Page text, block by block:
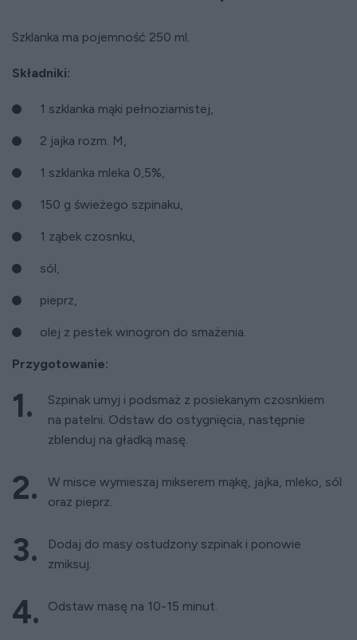
Szklanka ma pojemność 250 ml.
Składniki:
1 szklanka mąki pełnoziarnistej,
2 jajka rozm. M,
1 szklanka mleka 0,5%,
150 g świeżego szpinaku,
1 ząbek czosnku,
sól,
pieprz,
olej z pestek winogron do smażenia.
Przygotowanie:
Szpinak umyj i podsmaż z posiekanym czosnkiem
na patelni. Odstaw do ostygnięcia, następnie
zblenduj na gładką masę.
W misce wymieszaj mikserem mąkę, jajka, mleko, sól
oraz pieprz.
Dodaj do masy ostudzony szpinak i ponowie
zmiksuj.
Odstaw masę na 10-15 minut.